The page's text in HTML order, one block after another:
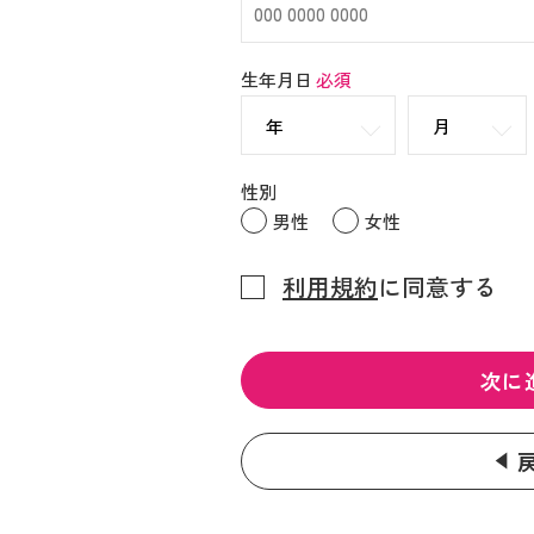
生年月日 必須
性別
男性
女性
利用規約に同意する
次に